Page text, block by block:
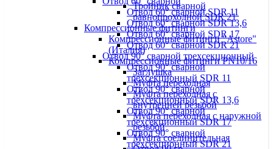
Отвод 60° сварной SDR 11
Отвод 60° сварной SDR 13,6
Отвод 60° сварной SDR 17
Отвод 60° сварной SDR 21
Отвод 90° сварной трехсекционный
Отвод 90° сварной
трехсекционный SDR 11
Отвод 90° сварной
трехсекционный SDR 13,6
Отвод 90° сварной
трехсекционный SDR 17
Отвод 90° сварной
трехсекционный SDR 21
Тройник сварной
равнопроходной SDR 21
Компрессионные фитинги
Компрессионные фитинги "Astore"
(Италия)
Компрессионные фитинги PN10/16
Заглушка
Муфта переходная
Муфта переходная с
внутренней резьбой
Муфта переходная с наружной
резьбой
Муфта соединительная